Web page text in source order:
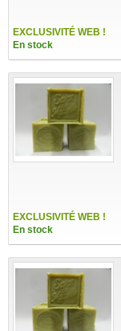
EXCLUSIVITÉ WEB !
En stock
EXCLUSIVITÉ WEB !
En stock